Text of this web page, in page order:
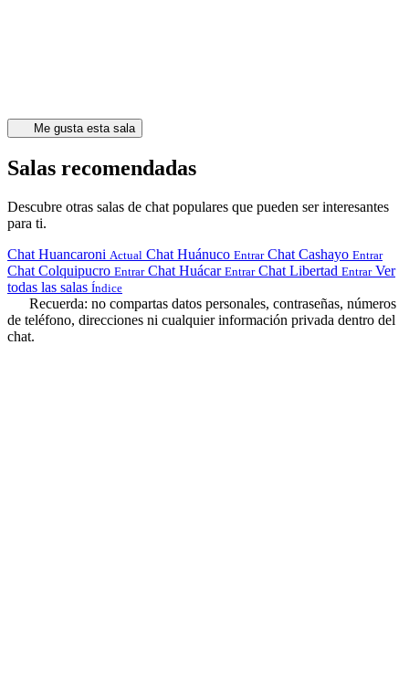
Me gusta esta sala
Salas recomendadas
Descubre otras salas de chat populares que pueden ser interesantes
para ti.
Chat Huancaroni Actual Chat Huánuco Entrar Chat Cashayo Entrar
Chat Colquipucro Entrar Chat Huácar Entrar Chat Libertad Entrar Ver
todas las salas Índice
Recuerda: no compartas datos personales, contraseñas, números
de teléfono, direcciones ni cualquier información privada dentro del
chat.